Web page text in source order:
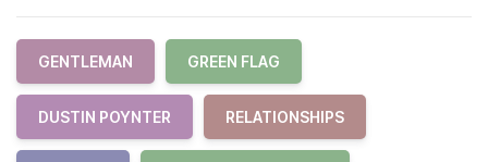
GENTLEMAN GREEN FLAG
DUSTIN POYNTER RELATIONSHIPS